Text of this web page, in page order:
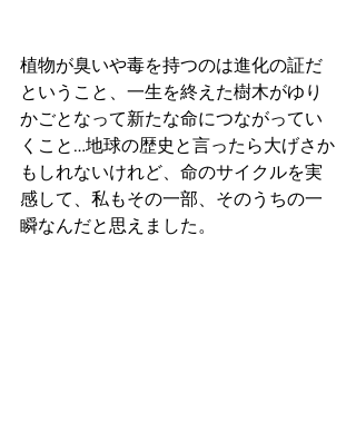
植物が臭いや毒を持つのは進化の証だ
ということ、一生を終えた樹木がゆり
かごとなって新たな命につながってい
くこと…地球の歴史と言ったら大げさか
もしれないけれど、命のサイクルを実
感して、私もその一部、そのうちの一
瞬なんだと思えました。